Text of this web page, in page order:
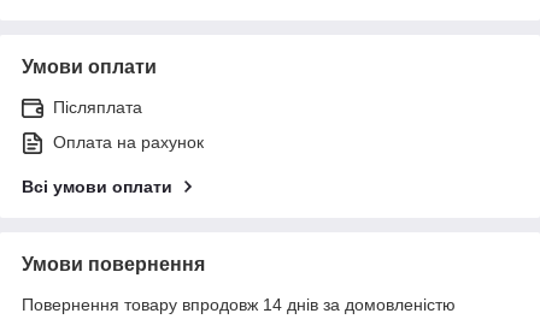
Умови оплати
Післяплата
Оплата на рахунок
Всі умови оплати
Умови повернення
Повернення товару впродовж 14 днів за домовленістю